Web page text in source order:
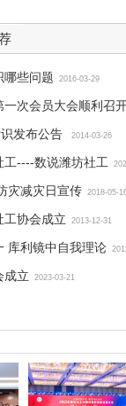
哪些问题 2016-03-29
一次会员大会顺利召
发布公告 2014-03-26
工----数说潍坊社工
灾减灾日宣传 2018-05-
工协会成立 2013-12-31
库利镜中自我理论
成立 2023-03-21